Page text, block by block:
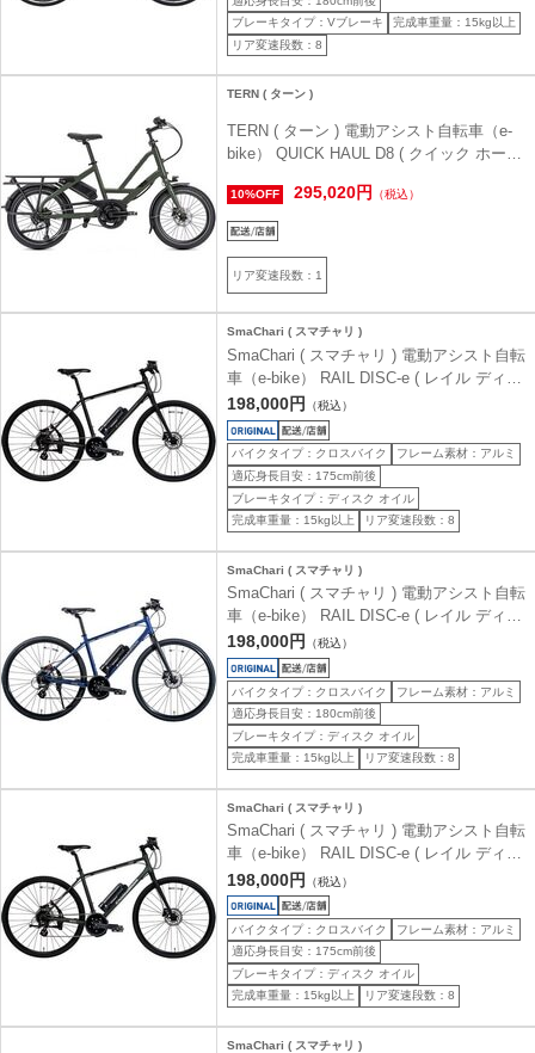
ブレーキタイプ：Vブレーキ
完成車重量：15kg以上
リア変速段数：8
TERN ( ターン )
TERN ( ターン ) 電動アシスト自転車（e-
bike） QUICK HAUL D8 ( クイック ホール
10%OFF 295,020円 （税込）
リア変速段数：1
SmaChari ( スマチャリ )
SmaChari ( スマチャリ ) 電動アシスト自転
車（e-bike） RAIL DISC-e ( レイル ディス
ク イー ) マットブラック 440 (身長目安
165-180cm前後)
198,000円 （税込）
バイクタイプ：クロスバイク
フレーム素材：アルミ
適応身長目安：175cm前後
ブレーキタイプ：ディスク オイル
完成車重量：15kg以上
リア変速段数：8
SmaChari ( スマチャリ )
SmaChari ( スマチャリ ) 電動アシスト自転
車（e-bike） RAIL DISC-e ( レイル ディス
ク イー ) マットダークブルー 480 (身長目
安170-190cm前後)
198,000円 （税込）
バイクタイプ：クロスバイク
フレーム素材：アルミ
適応身長目安：180cm前後
ブレーキタイプ：ディスク オイル
完成車重量：15kg以上
リア変速段数：8
SmaChari ( スマチャリ )
SmaChari ( スマチャリ ) 電動アシスト自転
車（e-bike） RAIL DISC-e ( レイル ディス
ク イー ) マットダークグリーン 440 (身長
目安165-180cm前後)
198,000円 （税込）
バイクタイプ：クロスバイク
フレーム素材：アルミ
適応身長目安：175cm前後
ブレーキタイプ：ディスク オイル
完成車重量：15kg以上
リア変速段数：8
SmaChari ( スマチャリ )